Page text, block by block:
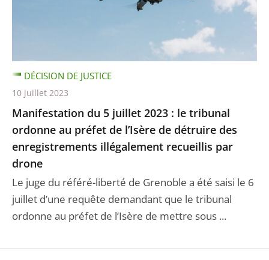
Manifestation du 5 juillet 2023 : le tribunal
ordonne au préfet de l’Isère de détruire des
enregistrements illégalement recueillis par
drone
Le juge du référé-liberté de Grenoble a été saisi le 6
juillet d’une requête demandant que le tribunal
ordonne au préfet de l’Isère de mettre sous ...
DÉCISION DE JUSTICE
10 juillet 2023